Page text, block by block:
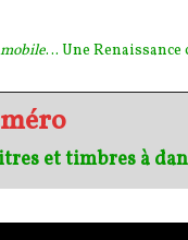
… Une Renaissance
et timbres à